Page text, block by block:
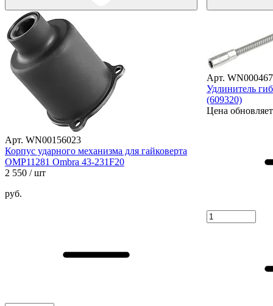
Арт. WN00156023
Корпус ударного механизма для гайковерта
OMP11281 Ombra 43-231F20
2 550 / шт
руб.
Арт.
Удлинитель
(609320)
Цена